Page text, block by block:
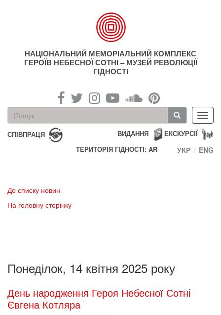
НАЦІОНАЛЬНИЙ МЕМОРІАЛЬНИЙ КОМПЛЕКС
ГЕРОЇВ НЕБЕСНОЇ СОТНІ – МУЗЕЙ РЕВОЛЮЦІЇ
ГІДНОСТІ
Пошукова
форма
Пошук
СПІВПРАЦЯ ЕКСКУРСІЇ
ВИДАННЯ
ТЕРИТОРІЯ ГІДНОСТІ: AR
УКР ENG
До списку новин
На головну сторінку
Понеділок, 14 квітня 2025 року
День народження Героя Небесної Сотні
Євгена Котляра